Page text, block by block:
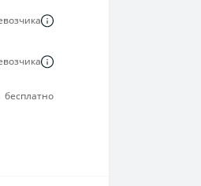
бесплатно